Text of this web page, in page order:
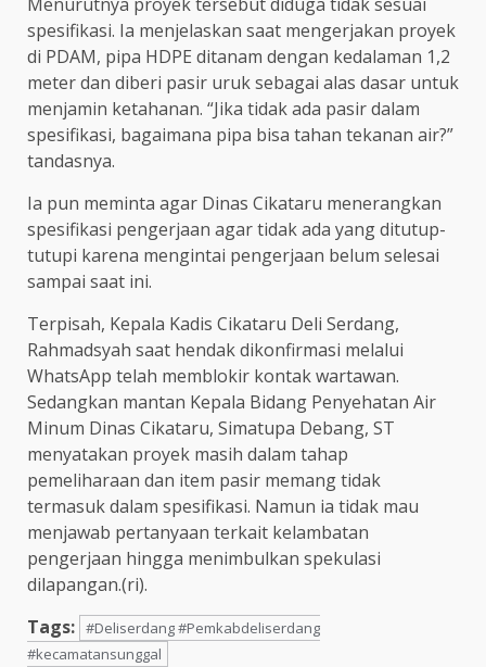
spesifikasi. Ia menjelaskan saat mengerjakan proyek
di PDAM, pipa HDPE ditanam dengan kedalaman 1,2
meter dan diberi pasir uruk sebagai alas dasar untuk
menjamin ketahanan. “Jika tidak ada pasir dalam
spesifikasi, bagaimana pipa bisa tahan tekanan air?”
tandasnya.
Ia pun meminta agar Dinas Cikataru menerangkan
spesifikasi pengerjaan agar tidak ada yang ditutup-
tutupi karena mengintai pengerjaan belum selesai
sampai saat ini.
Terpisah, Kepala Kadis Cikataru Deli Serdang,
Rahmadsyah saat hendak dikonfirmasi melalui
WhatsApp telah memblokir kontak wartawan.
Sedangkan mantan Kepala Bidang Penyehatan Air
Minum Dinas Cikataru, Simatupa Debang, ST
menyatakan proyek masih dalam tahap
pemeliharaan dan item pasir memang tidak
termasuk dalam spesifikasi. Namun ia tidak mau
menjawab pertanyaan terkait kelambatan
pengerjaan hingga menimbulkan spekulasi
dilapangan.(ri).
Tags: #Deliserdang #Pemkabdeliserdang
#kecamatansunggal